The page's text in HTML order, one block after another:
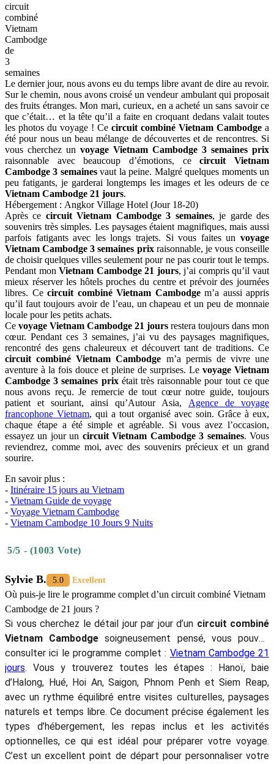
circuit
combiné
Vietnam
Cambodge
de
3
semaines
Le dernier jour, nous avons eu du temps libre avant de dire au revoir.
Sur le chemin, nous avons croisé un vendeur ambulant qui proposait
des fruits étranges. Mon mari, curieux, en a acheté un sans savoir ce
que c’était… et la tête qu’il a faite en croquant dedans valait toutes
les photos du voyage ! Ce circuit combiné Vietnam Cambodge a
été pour nous un beau mélange de découvertes et de rencontres. Si
vous cherchez un voyage Vietnam Cambodge 3 semaines prix
raisonnable avec beaucoup d’émotions, cecircuit Vietnam
Cambodge 3 semainesvaut la peine. Malgré quelques moments un
peu fatigants, je garderai longtemps les images et les odeurs de ce
Vietnam Cambodge 21 jours.
Hébergement : Angkor Village Hotel (Jour 18-20)
Après ce circuit Vietnam Cambodge 3 semaines, je garde des
souvenirs très simples. Les paysages étaient magnifiques, mais aussi
parfois fatigants avec les longs trajets. Si vous faites un voyage
Vietnam Cambodge 3 semaines prixraisonnable, je vous conseille
de choisir quelques villes seulement pour ne pas courir tout le temps.
Pendant monVietnam Cambodge 21 jours, j’ai compris qu’il vaut
mieux réserver les hôtels proches du centre et prévoir des journées
libres. Ce circuit combiné Vietnam Cambodgem’a aussi appris
qu’il faut toujours avoir de l’eau, un chapeau et un peu de monnaie
locale pour les petits achats.
Ce voyage Vietnam Cambodge 21 jours restera toujours dans mon
cœur. Pendant ces 3 semaines, j’ai vu des paysages magnifiques,
rencontré des gens chaleureux et découvert tant de traditions. Ce
circuit combiné Vietnam Cambodge m’a permis de vivre une
aventure à la fois douce et pleine de surprises. Le voyage Vietnam
Cambodge 3 semaines prixétait très raisonnable pour tout ce que
nous avons reçu. Je remercie de tout cœur notre guide, toujours
patient et souriant, ainsi qu’Autour Asia, Agence de voyage
francophone Vietnam, qui a tout organisé avec soin. Grâce à eux,
chaque étape a été simple et agréable. Si vous avez l’occasion,
essayez un jour un circuit Vietnam Cambodge 3 semaines. Vous
reviendrez, comme moi, avec des souvenirs précieux et un grand
sourire.
En savoir plus :
- Itinéraire 15 jours au Vietnam
- Vietnam Guide de voyage
- Voyage Vietnam Cambodge
- Vietnam Cambodge 10 Jours 9 Nuits
5/5 - (1003 Vote)
Sylvie B. 5.0 Excellent
Où puis-je lire le programme complet d’un circuit combiné Vietnam
Cambodge de 21 jours ?
Si vous cherchez le détail jour par jour d’un circuit combiné
Vietnam Cambodge soigneusement pensé, vous pouvez
consulter ici le programme complet : Vietnam Cambodge 21
jours. Vous y trouverez toutes les étapes : Hanoï, baie
d’Halong, Hué, Hoi An, Saigon, Phnom Penh et Siem Reap,
avec un rythme équilibré entre visites culturelles, paysages
naturels et temps libre. Ce document précise également les
types d’hébergement, les repas inclus et les activités
optionnelles, ce qui est idéal pour préparer votre voyage.
C’est un excellent point de départ pour personnaliser votre